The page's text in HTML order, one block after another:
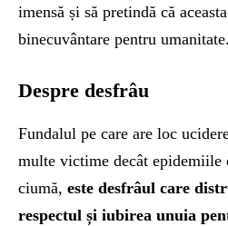
imensă și să pretindă că
binecuvântare pentru umanitate.
Despre desfrâu
Fundalul pe care are loc
multe victime decât epidemiile
ciumă, este desfrâul care
respectul și iubirea unuia